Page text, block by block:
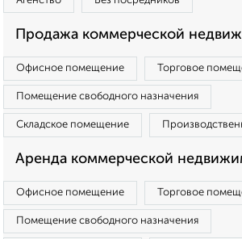
Продажа коммерческой
Офисное помещение Торговое
Помещение свободного назначения
Складское помещение
Аренда коммерческой
Офисное помещение Торговое
Помещение свободного назначения